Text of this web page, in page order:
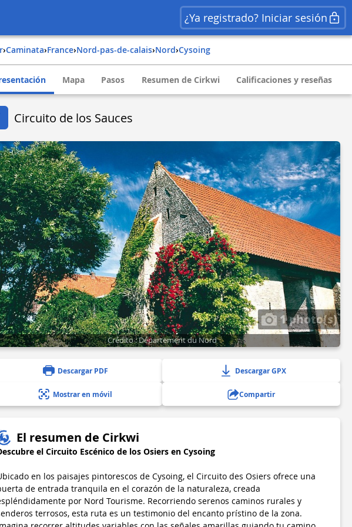
¿Ya registrado? Iniciar sesión
› Caminata› france› nord-pas-de-calais› nord› cysoing
Mapa Pasos Resumen de Cirkwi Calificaciones y reseñas
Circuito de los Sauces
1 photo(s)
Crédito : Département du Nord
Descargar PDF Descargar GPX
Mostrar en móvil Compartir
El resumen de Cirkwi
el Circuito Escénico de los Osiers en Cysoing
en los paisajes pintorescos de Cysoing, el Circuito des Osiers ofrece una
de entrada tranquila en el corazón de la naturaleza, creada
por Nord Tourisme. Recorriendo serenos caminos rurales y
terrosos, esta ruta es un testimonio del encanto prístino de la zona.